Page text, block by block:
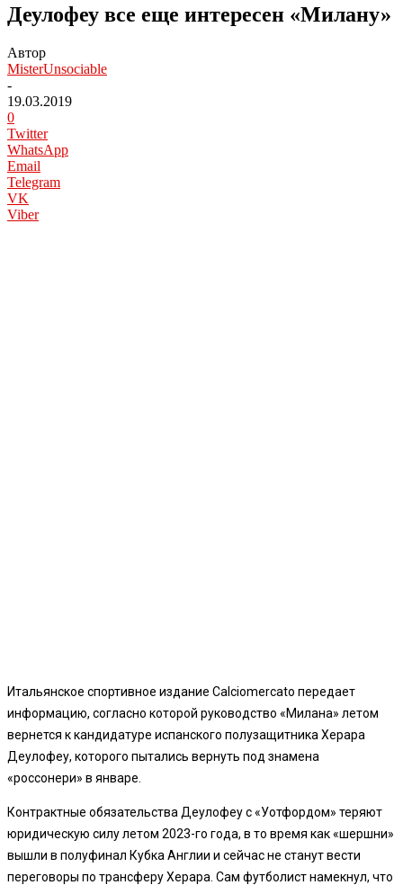
Деулофеу все еще интересен «Милану»
Автор
MisterUnsociable
-
19.03.2019
0
Twitter
WhatsApp
Email
Telegram
VK
Viber
Итальянское спортивное издание Сalciomercato передает
информацию, согласно которой руководство «Милана» летом
вернется к кандидатуре испанского полузащитника Херара
Деулофеу, которого пытались вернуть под знамена
«россонери» в январе.
Контрактные обязательства Деулофеу с «Уотфордом» теряют
юридическую силу летом 2023-го года, в то время как «шершни»
вышли в полуфинал Кубка Англии и сейчас не станут вести
переговоры по трансферу Херара. Сам футболист намекнул, что